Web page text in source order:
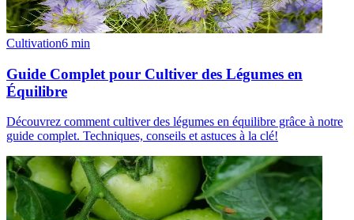
Cultivation6 min
Guide Complet pour Cultiver des Légumes en
Équilibre
Découvrez comment cultiver des légumes en équilibre grâce à notre
guide complet. Techniques, conseils et astuces à la clé!